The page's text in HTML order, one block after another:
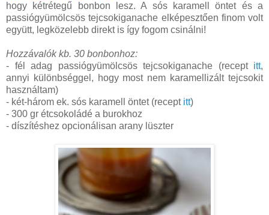
hogy kétrétegű bonbon lesz. A sós karamell öntet és a
passiógyümölcsös tejcsokiganache elképesztően finom volt
együtt, legközelebb direkt is így fogom csinálni!
Hozzávalók kb. 30 bonbonhoz:
- fél adag passiógyümölcsös tejcsokiganache (recept itt,
annyi különbséggel, hogy most nem karamellizált tejcsokit
használtam)
- két-három ek. sós karamell öntet (recept itt)
- 300 gr étcsokoládé a burokhoz
- díszítéshez opcionálisan arany lüszter